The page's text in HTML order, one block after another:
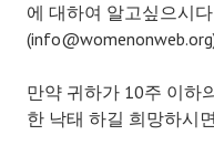
에 대하여 알고싶으시
만약 귀하가 10주 이하
한 낙태 하길 희망하시